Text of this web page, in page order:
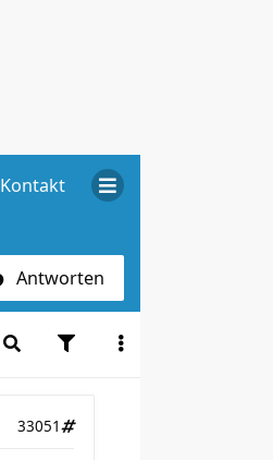
Kontakt
Antworten
33051